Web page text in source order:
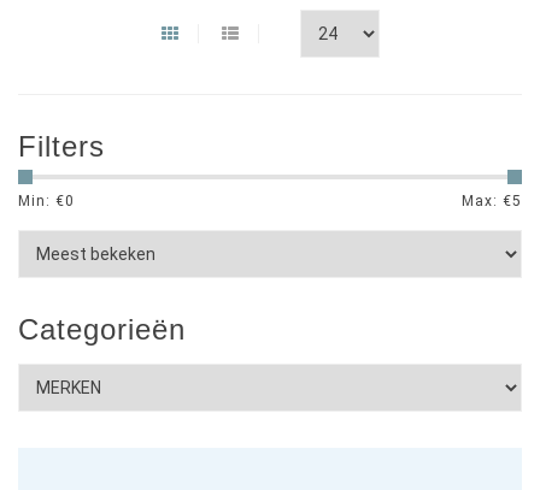
Filters
Min: €0 Max: €5
Categorieën